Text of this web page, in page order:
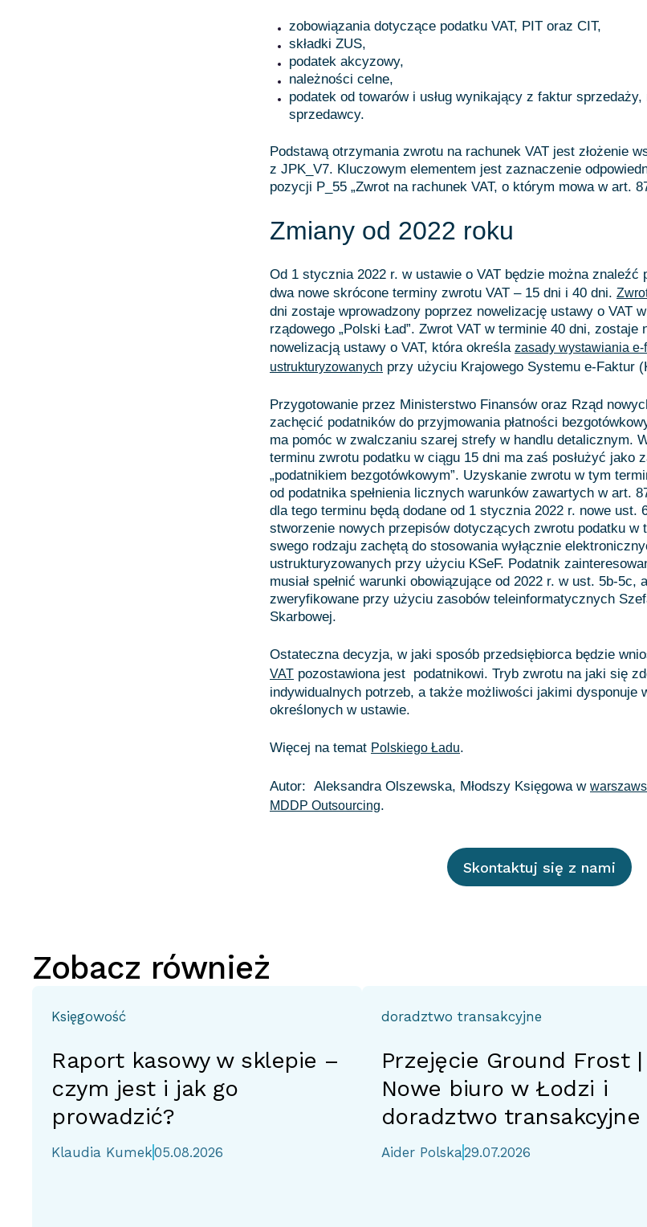
zobowiązania dotyczące podatku VAT, PIT oraz CIT,
składki ZUS,
podatek akcyzowy,
należności celne,
podatek od towarów i usług wynikający z faktur sprzedaży,
sprzedawcy.
Podstawą otrzymania zwrotu na rachunek VAT jest złożenie
z JPK_V7. Kluczowym elementem jest zaznaczenie
pozycji P_55 „Zwrot na rachunek VAT, o którym mowa w art.
Zmiany od 2022 roku
Od 1 stycznia 2022 r. w ustawie o VAT będzie można znaleźć
dwa nowe skrócone terminy zwrotu VAT – 15 dni i 40 dni.
dni zostaje wprowadzony poprzez nowelizację ustawy o VAT
rządowego „Polski Ład”. Zwrot VAT w terminie 40 dni, zostaje
nowelizacją ustawy o VAT, która określa zasady wystawiania e-
ustrukturyzowanych przy użyciu Krajowego Systemu e-Faktur
Przygotowanie przez Ministerstwo Finansów oraz Rząd
zachęcić podatników do przyjmowania płatności
ma pomóc w zwalczaniu szarej strefy w handlu detalicznym.
terminu zwrotu podatku w ciągu 15 dni ma zaś posłużyć jako
„podatnikiem bezgotówkowym”. Uzyskanie zwrotu w tym
od podatnika spełnienia licznych warunków zawartych w art.
dla tego terminu będą dodane od 1 stycznia 2022 r. nowe ust.
stworzenie nowych przepisów dotyczących zwrotu podatku w
swego rodzaju zachętą do stosowania wyłącznie
ustrukturyzowanych przy użyciu KSeF. Podatnik
musiał spełnić warunki obowiązujące od 2022 r. w ust. 5b-5c,
zweryfikowane przy użyciu zasobów teleinformatycznych
Skarbowej.
Ostateczna decyzja, w jaki sposób przedsiębiorca będzie
VAT pozostawiona jest podatnikowi. Tryb zwrotu na jaki się
indywidualnych potrzeb, a także możliwości jakimi dysponuje
określonych w ustawie.
Więcej na temat Polskiego Ładu.
Autor: Aleksandra Olszewska, Młodszy Księgowa w
MDDP Outsourcing
Skontaktuj się z nami
Zobacz również
Księgowość
Raport kasowy w sklepie –
czym jest i jak go
prowadzić?
Klaudia Kumek05.08.2026
doradztwo transakcyjne
Przejęcie Ground Frost |
Nowe biuro w Łodzi i
doradztwo transakcyjne
Aider Polska29.07.2026